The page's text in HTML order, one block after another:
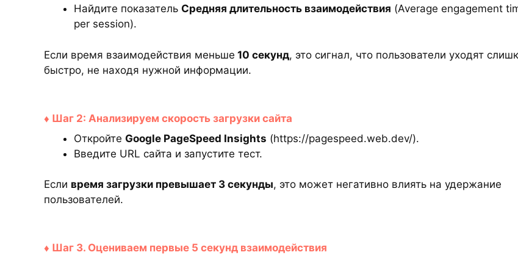
Найдите показатель Средняя длительность взаимодействия (Average engagement
per session).
Если время взаимодействия меньше 10 секунд, это сигнал, что пользователи уходят
быстро, не находя нужной информации.
♦ Шаг 2: Анализируем скорость загрузки сайта
Откройте Google PageSpeed Insights (https://pagespeed.web.dev/).
Введите URL сайта и запустите тест.
Если время загрузки превышает 3 секунды, это может негативно влиять на удержание
пользователей.
♦ Шаг 3. Оцениваем первые 5 секунд взаимодействия